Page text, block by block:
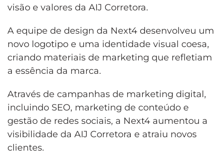
visão e valores da AIJ Corretora.
A equipe de design da Next4 desenvolveu um
novo logotipo e uma identidade visual coesa,
criando materiais de marketing que refletiam
a essência da marca.
Através de campanhas de marketing digital,
incluindo SEO, marketing de conteúdo e
gestão de redes sociais, a Next4 aumentou a
visibilidade da AIJ Corretora e atraiu novos
clientes.